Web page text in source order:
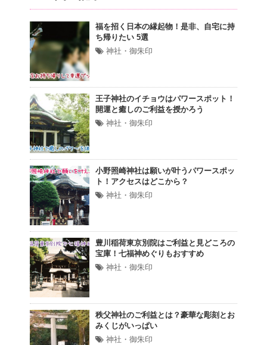
福を招く日本の縁起物！是非、自宅に持
ち帰りたい 5選
神社・御朱印
王子神社のイチョウはパワースポット！
開運と癒しのご利益を授かろう
神社・御朱印
小野照崎神社は願いが叶うパワースポッ
ト！アクセスはどこから？
神社・御朱印
豊川稲荷東京別院はご利益と見どころの
宝庫！七福神めぐりもおすすめ
神社・御朱印
秩父神社のご利益とは？豪華な彫刻とお
みくじがいっぱい
神社・御朱印